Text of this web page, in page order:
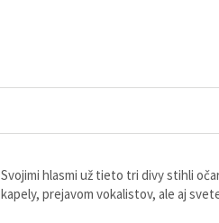
Svojimi hlasmi už tieto tri divy stihli
kapely, prejavom vokalistov, ale aj